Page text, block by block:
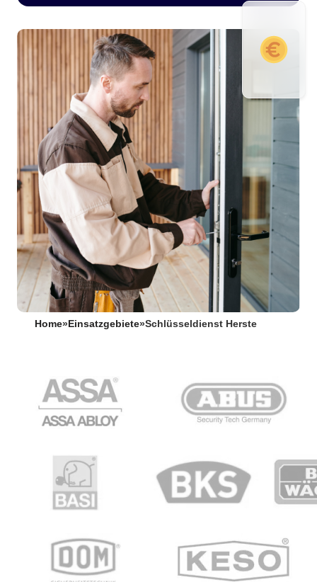
Home» Einsatzgebiete»Schlüsseldienst Herste